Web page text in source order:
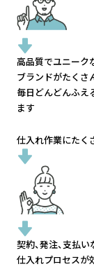
高品質でユニーク
ブランドがたくさ
毎日どんどんふえ
ます
仕入れ作業にたく
契約、発注、支払い
仕入れプロセスが